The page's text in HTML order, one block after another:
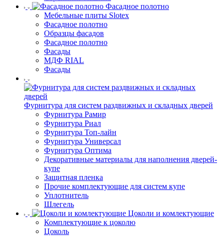
Фасадное полотно
Мебельные плиты Slotex
Фасадное полотно
Образцы фасадов
Фасадное полотно
Фасады
МДФ RIAL
Фасады
Фурнитура для систем раздвижных и складных дверей
Фурнитура Рамир
Фурнитура Риал
Фурнитура Топ-лайн
Фурнитура Универсал
Фурнитура Оптима
Декоративные материалы для наполнения дверей-
купе
Защитная пленка
Прочие комплектующие для систем купе
Уплотнитель
Шлегель
Цоколи и комлектующие
Комплектующие к цоколю
Цоколь